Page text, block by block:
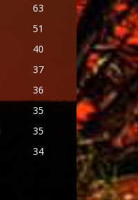
63
51
40
37
36
35
35
34